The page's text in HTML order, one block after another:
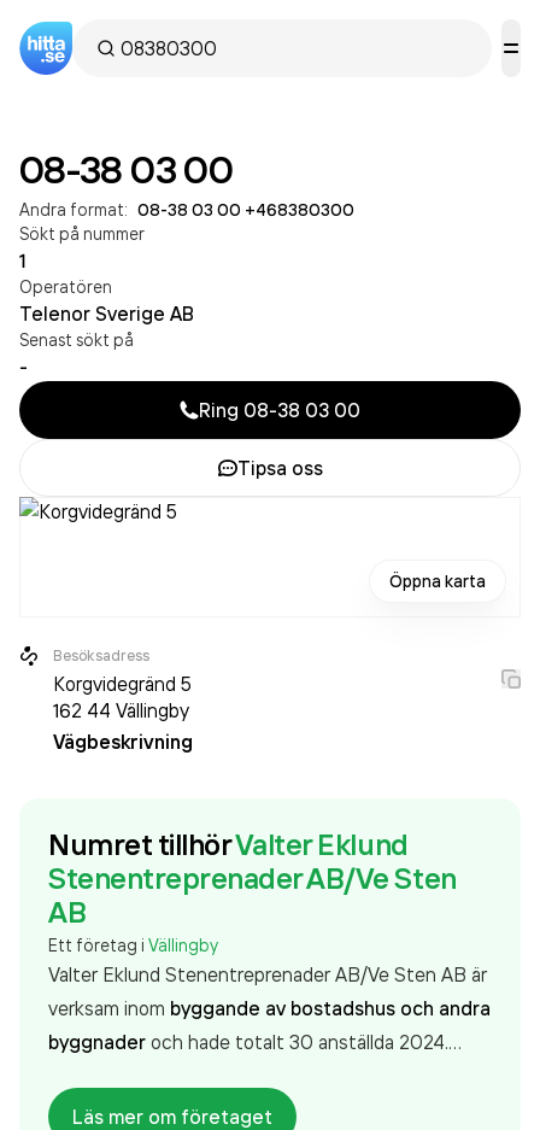
08-38 03 00
Andra format: 08-38 03 00 +468380300
Sökt på nummer
1
Operatören
Telenor Sverige AB
Senast sökt på
-
Ring 08-38 03 00
Tipsa oss
Öppna karta
Besöksadress
Korgvidegränd 5
162 44 Vällingby
Vägbeskrivning
Numret tillhörValter Eklund
Stenentreprenader AB/Ve Sten
AB
Ett företag i Vällingby
Valter Eklund Stenentreprenader AB/Ve Sten AB är
verksam inom byggande av bostadshus och andra
byggnader och hade totalt 30 anställda 2024.
sedan 2023 då det jobbade 36 personer på
Läs mer om företaget